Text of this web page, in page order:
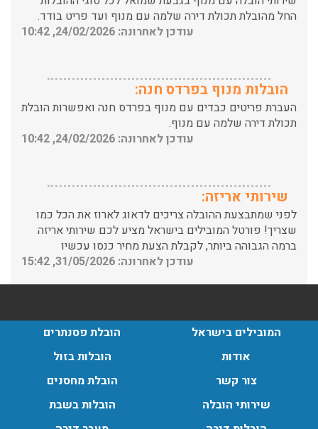
עודכן לאחרונה: 24/02/2026, 10:42
הובלות מנוף בפרדס חנה:
העברת פריטים כבדים עם מנוף בפרדס חנה ואפשרות הובלת
תכולת דירה שלמה עם מנוף.
עודכן לאחרונה: 24/02/2026, 10:42
שירותי אריזה:
לפני שמתבצעת ההובלה צריכים לדאוג לארוז את הכל כמו
שצריך! פורטל המובילים בישראל מציע לכם שירותי אריזה
ברמה הגבוהה ביותר, לקבלת הצעת מחיר כנסו עכשיו
עודכן לאחרונה: 31/05/2026, 15:42
הובלות בתל אביב:
הובלות מנוף בגבעת שמואל:
שירותי הובלה עם מנוף בגבעת שמואל לכל סוגי ההובלות
המובילים בישראל
אודות
צור קשר
שירותי הובלה
הובלת פסנתרים
הובלות בזול
הובלת מחסנים
הובלות בשבת